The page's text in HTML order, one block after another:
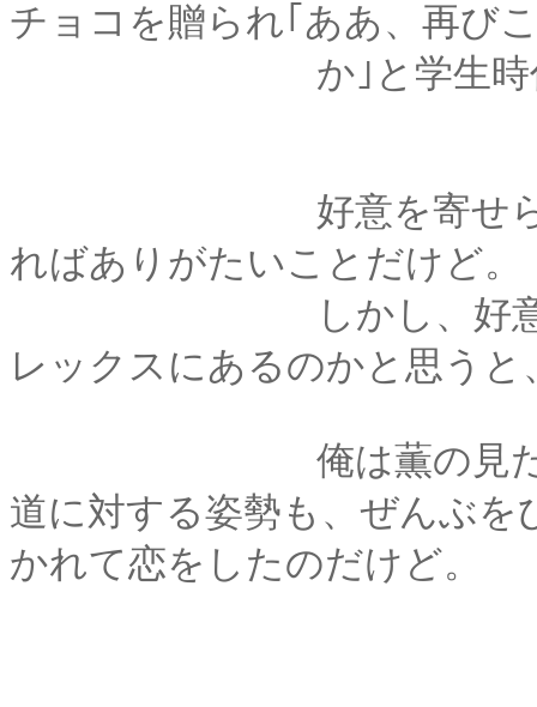
チョコを贈られ｢ああ、再び
か｣と学生時代を
好意を寄せられるの
ればありがたいことだけど。
しかし、好意を寄せ
レックスにあるのかと思うと
俺は薫の見た目も性
道に対する姿勢も、ぜんぶ
かれて恋をしたのだけど。